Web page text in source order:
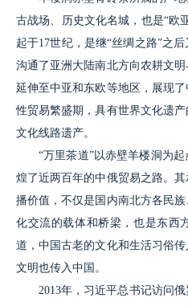
古战场、历史文化名城，也是“欧
起于17世纪，是继“丝绸之路”之
沟通了亚洲大陆南北方向农耕文
延伸至中亚和东欧等地区，展现
性贸易繁盛期，具有世界文化遗
文化线路遗产。
“万里茶道”以赤壁羊楼洞为
煌了近两百年的中俄贸易之路。
播价值，不仅是国内南北方各民
化交流的载体和桥梁，也是东西
道，中国古老的文化和生活习俗
文明也传入中国。
2013年，习近平总书记访问